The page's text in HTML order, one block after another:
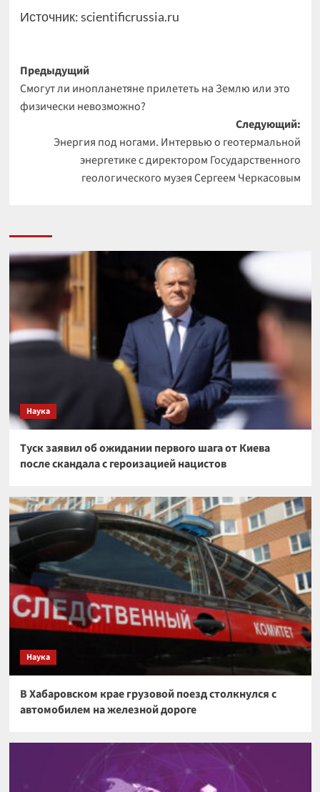
Источник:scientificrussia.ru
Навигация
записи
Предыдущий
Смогут ли инопланетяне прилететь на Землю или это
физически невозможно?
Следующий:
Энергия под ногами. Интервью о геотермальной
энергетике с директором Государственного
геологического музея Сергеем Черкасовым
Наука
Туск заявил об ожидании первого шага от Киева
после скандала с героизацией нацистов
Наука
В Хабаровском крае грузовой поезд столкнулся с
автомобилем на железной дороге